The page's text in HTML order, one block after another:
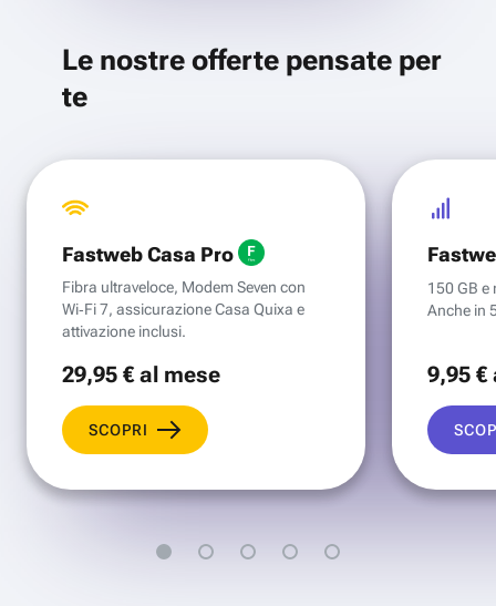
Le nostre offerte pensate per
te
Fastweb Casa Pro
Fibra ultraveloce, Modem Seven con
Wi‑Fi 7, assicurazione Casa Quixa e
attivazione inclusi.
29,95 €al mese
SCOPRI
150 GB e
Anche in
9,95 €